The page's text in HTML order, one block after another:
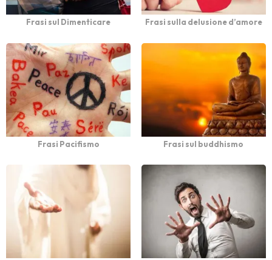
Frasi sul Dimenticare Frasi sulla delusione d’amore
Frasi Pacifismo Frasi sul buddhismo